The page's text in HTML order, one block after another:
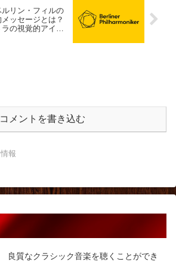
ルリン・フィルの
ッセージとは？
の視覚的アイデ
コメントを書き込む
報
良質なクラシック音楽を聴くことができ